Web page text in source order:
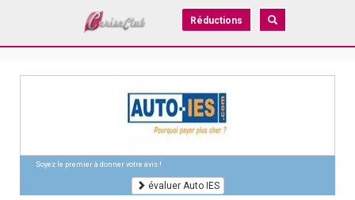
Réductions
Soyez le premier à donner votre avis !
évaluer Auto IES